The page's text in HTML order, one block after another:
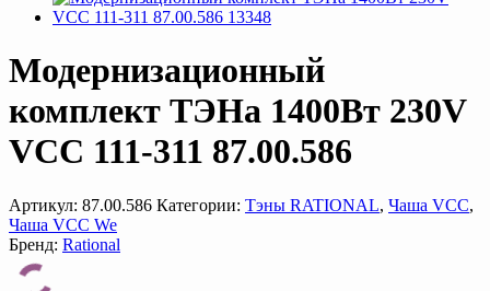
Модернизационный
комплект ТЭНа 1400Вт 230V
VCC 111-311 87.00.586
Артикул: 87.00.586 Категории: Тэны RATIONAL, Чаша VCC,
Чаша VCC We
Бренд: Rational